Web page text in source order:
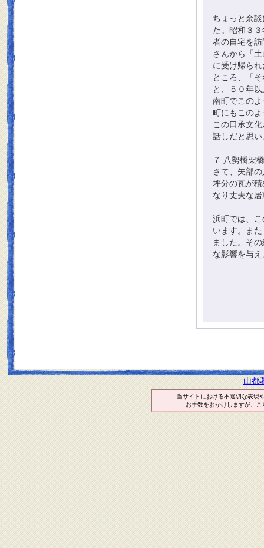
ちょっと余
た。昭和３
者の自宅を
さんから「
に受け帰ら
ところ、「
と、５０年
南町でこの
町にもこの
この口承文
話しだと思い
７ 八勢橋架
さて、矢部
坪分の瓦が
なり丈夫な
浜町では、
います。ま
ました。そ
な影響を与
山都
当サイトにおける不適切な表現
お手数をおかけしますが、こ